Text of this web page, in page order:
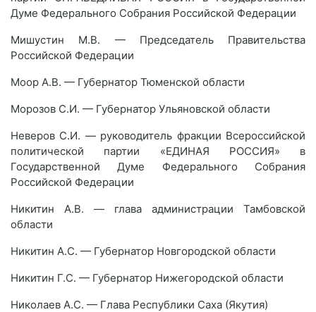
Думе Федерального Собрания Российской Федерации
Мишустин М.В. — Председатель Правительства
Российской Федерации
Моор А.В. — Губернатор Тюменской области
Морозов С.И. — Губернатор Ульяновской области
Неверов С.И. — руководитель фракции Всероссийской
политической партии «ЕДИНАЯ РОССИЯ» в
Государственной Думе Федерального Собрания
Российской Федерации
Никитин А.В. — глава администрации Тамбовской
области
Никитин А.С. — Губернатор Новгородской области
Никитин Г.С. — Губернатор Нижегородской области
Николаев А.С. — Глава Республики Саха (Якутия)